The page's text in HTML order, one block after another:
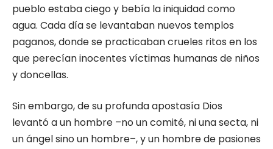
pueblo estaba ciego y bebía la iniquidad como
agua. Cada día se levantaban nuevos templos
paganos, donde se practicaban crueles ritos en los
que perecían inocentes vícti­mas humanas de niños
y doncellas.
Sin embargo, de su profunda apostasía Dios
levantó a un hombre –no un comité, ni una secta, ni
un ángel sino un hombre–, y un hombre de pasiones